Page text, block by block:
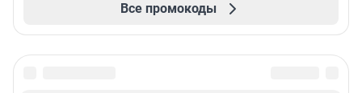
Все промокоды